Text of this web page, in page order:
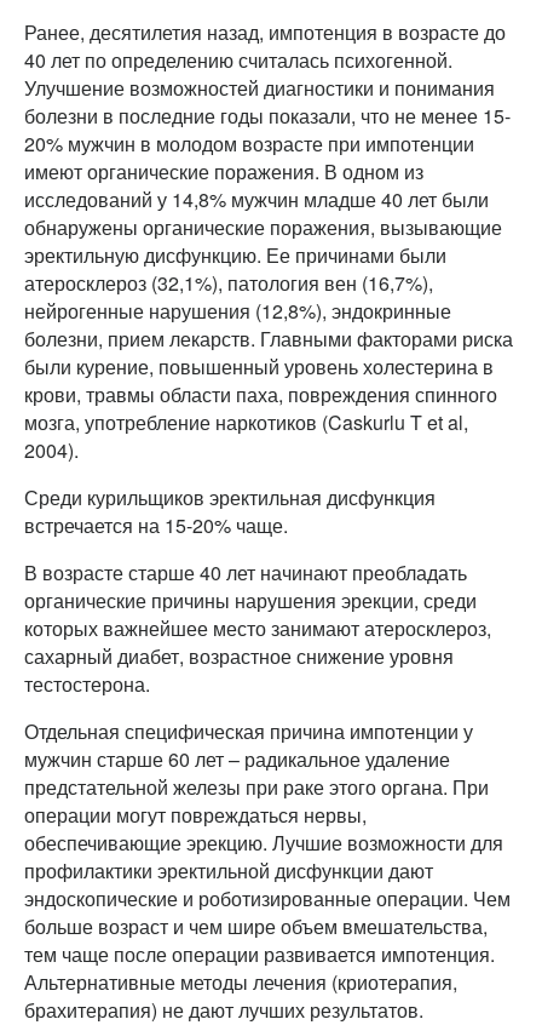
Ранее, десятилетия назад, импотенция в возрасте до
40 лет по определению считалась психогенной.
Улучшение возможностей диагностики и понимания
болезни в последние годы показали, что не менее 15-
20% мужчин в молодом возрасте при импотенции
имеют органические поражения. В одном из
исследований у 14,8% мужчин младше 40 лет были
обнаружены органические поражения, вызывающие
эректильную дисфункцию. Ее причинами были
атеросклероз (32,1%), патология вен (16,7%),
нейрогенные нарушения (12,8%), эндокринные
болезни, прием лекарств. Главными факторами риска
были курение, повышенный уровень холестерина в
крови, травмы области паха, повреждения спинного
мозга, употребление наркотиков (Caskurlu T et al,
2004).
Среди курильщиков эректильная дисфункция
встречается на 15-20% чаще.
В возрасте старше 40 лет начинают преобладать
органические причины нарушения эрекции, среди
которых важнейшее место занимают атеросклероз,
сахарный диабет, возрастное снижение уровня
тестостерона.
Отдельная специфическая причина импотенции у
мужчин старше 60 лет – радикальное удаление
предстательной железы при раке этого органа. При
операции могут повреждаться нервы,
обеспечивающие эрекцию. Лучшие возможности для
профилактики эректильной дисфункции дают
эндоскопические и роботизированные операции. Чем
больше возраст и чем шире объем вмешательства,
тем чаще после операции развивается импотенция.
Альтернативные методы лечения (криотерапия,
брахитерапия) не дают лучших результатов.